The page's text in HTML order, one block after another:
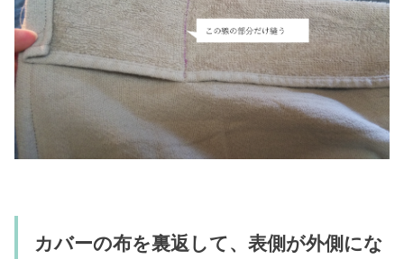
カバーの布を裏返して、表側が外側にな